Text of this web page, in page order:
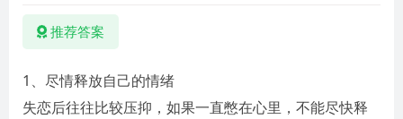
推荐答案
1、尽情释放自己的情绪
失恋后往往比较压抑，如果一直憋在心里，不能尽快释